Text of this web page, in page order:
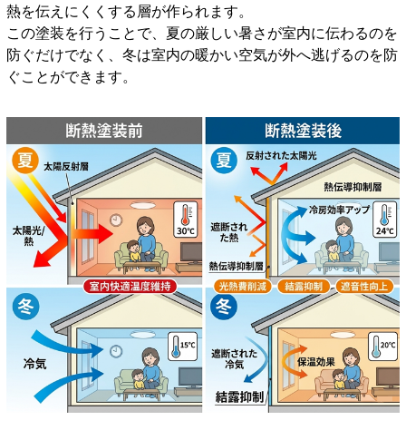
熱を伝えにくくする層が作られます。
この塗装を行うことで、夏の厳しい暑さが室内に伝わるのを
防ぐだけでなく、冬は室内の暖かい空気が外へ逃げるのを防
ぐことができます。